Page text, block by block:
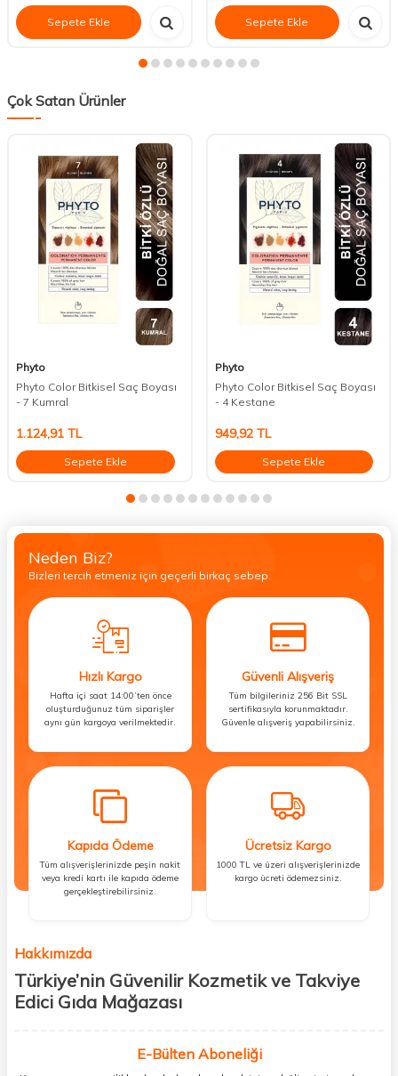
Sepete Ekle Sepete Ekle
Çok Satan Ürünler
Phyto
Phyto Color Bitkisel Saç Boyası
- 7 Kumral
1.124,91 TL
Sepete Ekle
Phyto
Phyto Color Bitkisel Saç Boyası
- 4 Kestane
949,92TL
Sepete Ekle
Neden Biz?
Bizleri tercih etmeniz için geçerli birkaç sebep.
Hızlı Kargo
Hafta içi saat 14:00’ten önce
oluşturduğunuz tüm siparişler
aynı gün kargoya verilmektedir.
Güvenli Alışveriş
Tüm bilgileriniz 256 Bit SSL
sertifikasıyla korunmaktadır.
Güvenle alışveriş yapabilirsiniz.
Kapıda Ödeme
Tüm alışverişlerinizde peşin nakit
veya kredi kartı ile kapıda ödeme
gerçekleştirebilirsiniz.
Ücretsiz Kargo
1000 TL ve üzeri alışverişlerinizde
kargo ücreti ödemezsiniz.
Hakkımızda
Türkiye’nin Güvenilir Kozmetik ve Takviye
Edici Gıda Mağazası
kişisel bakım hem de takviye edici gıda ürünlerini sizlerle
buluşturuyoruz. Artık mağaza mağaza dolaşmanıza gerek yok;
E-Bülten Aboneliği